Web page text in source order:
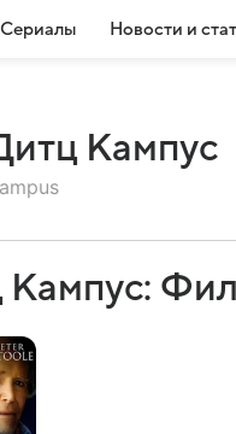
Сериалы Новости и
Кампус
Кампус: